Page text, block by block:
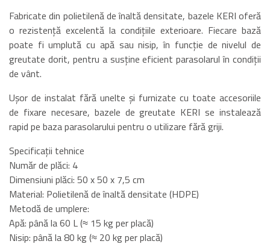
Fabricate din polietilenă de înaltă densitate, bazele KERI oferă
o rezistență excelentă la condițiile exterioare. Fiecare bază
poate fi umplută cu apă sau nisip, în funcție de nivelul de
greutate dorit, pentru a susține eficient parasolarul în condiții
de vânt.
Ușor de instalat fără unelte și furnizate cu toate accesoriile
de fixare necesare, bazele de greutate KERI se instalează
rapid pe baza parasolarului pentru o utilizare fără griji.
Specificații tehnice
Număr de plăci: 4
Dimensiuni plăci: 50 x 50 x 7,5 cm
Material: Polietilenă de înaltă densitate (HDPE)
Metodă de umplere:
Apă: până la 60 L (≈ 15 kg per placă)
Nisip: până la 80 kg (≈ 20 kg per placă)